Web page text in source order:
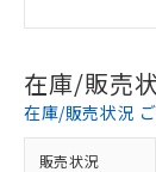
在庫/販売
在庫/販売状況
販売状況